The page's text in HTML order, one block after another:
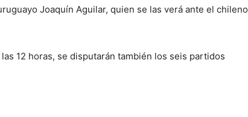
Joaquín Aguilar, quien se las verá ante el chileno
12 horas, se disputarán también los seis partidos